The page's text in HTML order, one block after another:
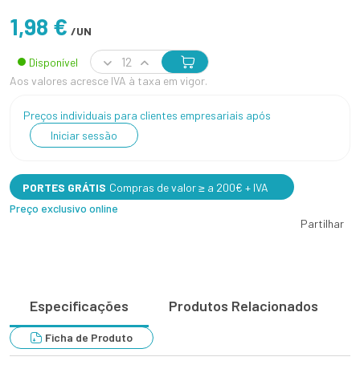
1,98 € /UN
Disponível
Aos valores acresce IVA à taxa em vigor.
Preços individuais para clientes empresariais após
Iniciar sessão
PORTES GRÁTIS Compras de valor ≥ a 200€ + IVA
Preço exclusivo online
Partilhar
Especificações Produtos Relacionados
Ficha de Produto